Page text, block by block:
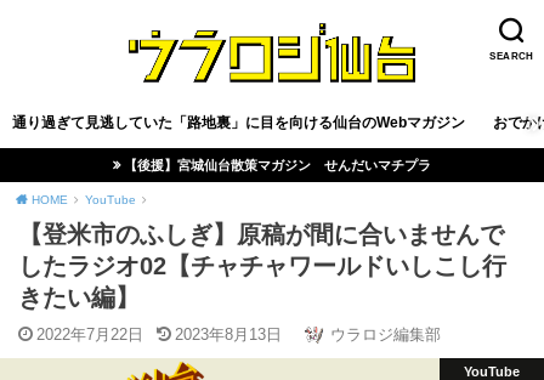
SEARCH
通り過ぎて見逃していた「路地裏」に目を向ける仙台のWebマガジン おでか
【後援】宮城仙台散策マガジン せんだいマチプラ
HOME YouTube
【登米市のふしぎ】原稿が間に合いませんで
したラジオ02【チャチャワールドいしこし行
きたい編】
2022年7月22日 2023年8月13日 ウラロジ編集部
YouTube